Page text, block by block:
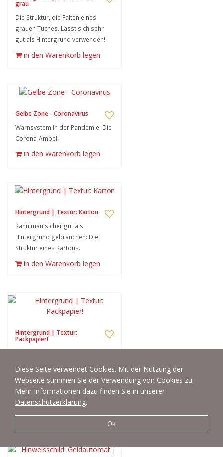
Diese Seite verwendet Cookies. Mit der Nutzung der
Webseite stimmen Sie der Verwendung von Cookies zu.
Mehr Informationen dazu finden Sie in unserer
Datenschutzerklärung.
Ok
grau
Die Struktur, die Falten eines
grauen Tuches. Lässt sich sehr
gut als Hintergrund verwenden!
in den Warenkorb legen
Gelbe Zone - Coronavirus
Warnsystem in der Pandemie: Die
Corona-Ampel!
in den Warenkorb legen
Hintergrund | Textur: Karton
Kann man sicher gut als
Hintergrund gebrauchen: Die
Struktur eines Kartons.
in den Warenkorb legen
Hintergrund | Textur:
Packpapier!